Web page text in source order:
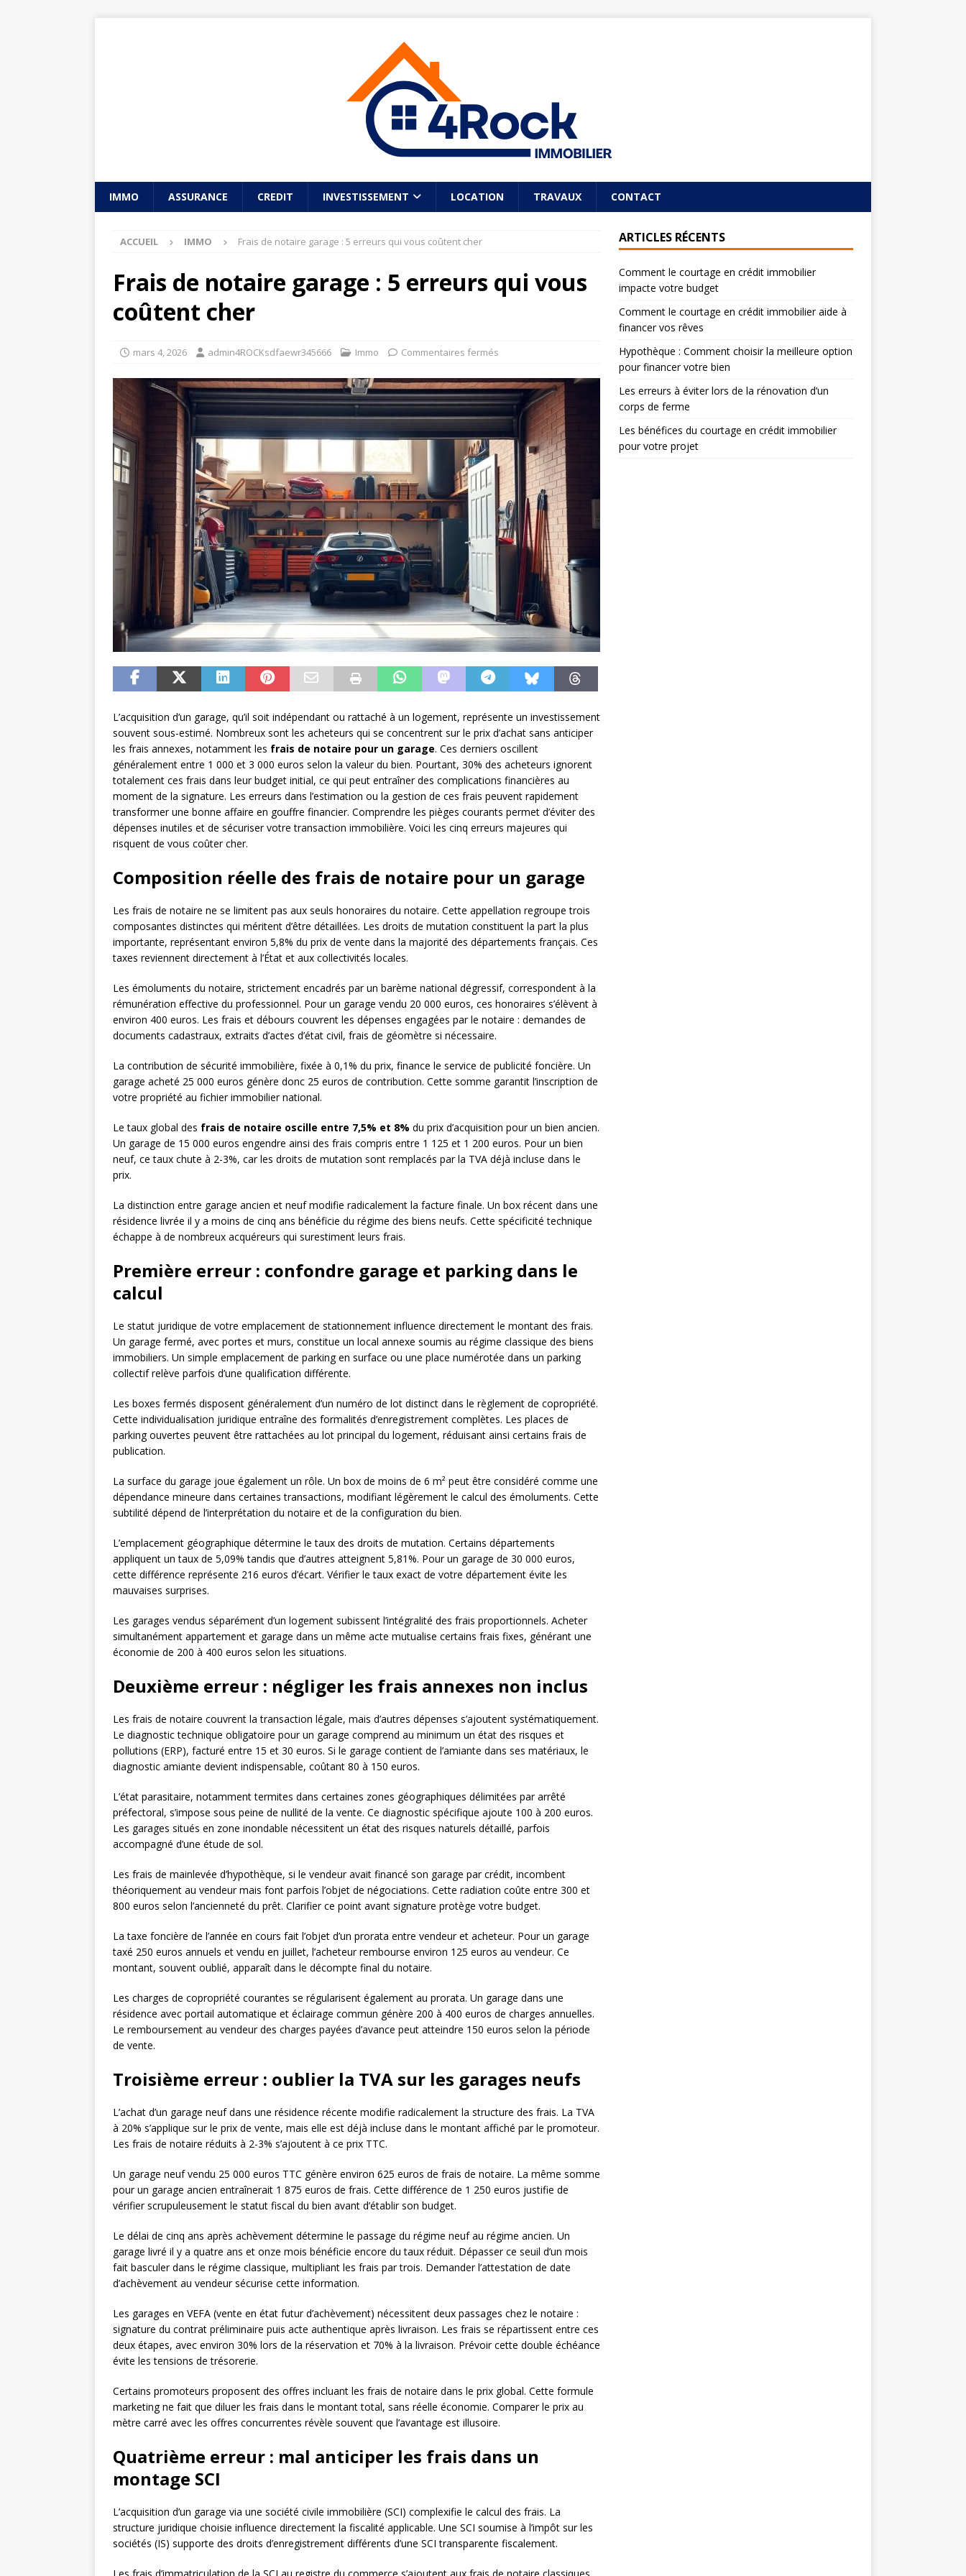
IMMO ASSURANCE CREDIT INVESTISSEMENT LOCATION TRAVAUX CONTACT
ACCUEIL IMMO Frais de notaire garage : 5 erreurs qui vous coûtent cher
Frais de notaire garage : 5 erreurs qui vous
coûtent cher
mars 4, 2026 admin4ROCKsdfaewr345666 Immo Commentaires fermés
L’acquisition d’un garage, qu’il soit indépendant ou rattaché à un logement, représente un investissement
souvent sous-estimé. Nombreux sont les acheteurs qui se concentrent sur le prix d’achat sans anticiper
les frais annexes, notamment les frais de notaire pour un garage. Ces derniers oscillent
généralement entre 1 000 et 3 000 euros selon la valeur du bien. Pourtant, 30% des acheteurs ignorent
totalement ces frais dans leur budget initial, ce qui peut entraîner des complications financières au
moment de la signature. Les erreurs dans l’estimation ou la gestion de ces frais peuvent rapidement
transformer une bonne affaire en gouffre financier. Comprendre les pièges courants permet d’éviter des
dépenses inutiles et de sécuriser votre transaction immobilière. Voici les cinq erreurs majeures qui
risquent de vous coûter cher.
Composition réelle des frais de notaire pour un garage
Les frais de notaire ne se limitent pas aux seuls honoraires du notaire. Cette appellation regroupe trois
composantes distinctes qui méritent d’être détaillées. Les droits de mutation constituent la part la plus
importante, représentant environ 5,8% du prix de vente dans la majorité des départements français. Ces
taxes reviennent directement à l’État et aux collectivités locales.
Les émoluments du notaire, strictement encadrés par un barème national dégressif, correspondent à la
rémunération effective du professionnel. Pour un garage vendu 20 000 euros, ces honoraires s’élèvent à
environ 400 euros. Les frais et débours couvrent les dépenses engagées par le notaire : demandes de
documents cadastraux, extraits d’actes d’état civil, frais de géomètre si nécessaire.
La contribution de sécurité immobilière, fixée à 0,1% du prix, finance le service de publicité foncière. Un
garage acheté 25 000 euros génère donc 25 euros de contribution. Cette somme garantit l’inscription de
votre propriété au fichier immobilier national.
Le taux global des frais de notaire oscille entre 7,5% et 8% du prix d’acquisition pour un bien ancien.
Un garage de 15 000 euros engendre ainsi des frais compris entre 1 125 et 1 200 euros. Pour un bien
neuf, ce taux chute à 2-3%, car les droits de mutation sont remplacés par la TVA déjà incluse dans le
prix.
La distinction entre garage ancien et neuf modifie radicalement la facture finale. Un box récent dans une
résidence livrée il y a moins de cinq ans bénéficie du régime des biens neufs. Cette spécificité technique
échappe à de nombreux acquéreurs qui surestiment leurs frais.
Première erreur : confondre garage et parking dans le
calcul
Le statut juridique de votre emplacement de stationnement influence directement le montant des frais.
Un garage fermé, avec portes et murs, constitue un local annexe soumis au régime classique des biens
immobiliers. Un simple emplacement de parking en surface ou une place numérotée dans un parking
collectif relève parfois d’une qualification différente.
Les boxes fermés disposent généralement d’un numéro de lot distinct dans le règlement de copropriété.
Cette individualisation juridique entraîne des formalités d’enregistrement complètes. Les places de
parking ouvertes peuvent être rattachées au lot principal du logement, réduisant ainsi certains frais de
publication.
La surface du garage joue également un rôle. Un box de moins de 6 m² peut être considéré comme une
dépendance mineure dans certaines transactions, modifiant légèrement le calcul des émoluments. Cette
subtilité dépend de l’interprétation du notaire et de la configuration du bien.
L’emplacement géographique détermine le taux des droits de mutation. Certains départements
appliquent un taux de 5,09% tandis que d’autres atteignent 5,81%. Pour un garage de 30 000 euros,
cette différence représente 216 euros d’écart. Vérifier le taux exact de votre département évite les
mauvaises surprises.
Les garages vendus séparément d’un logement subissent l’intégralité des frais proportionnels. Acheter
simultanément appartement et garage dans un même acte mutualise certains frais fixes, générant une
économie de 200 à 400 euros selon les situations.
Deuxième erreur : négliger les frais annexes non inclus
Les frais de notaire couvrent la transaction légale, mais d’autres dépenses s’ajoutent systématiquement.
Le diagnostic technique obligatoire pour un garage comprend au minimum un état des risques et
pollutions (ERP), facturé entre 15 et 30 euros. Si le garage contient de l’amiante dans ses matériaux, le
diagnostic amiante devient indispensable, coûtant 80 à 150 euros.
L’état parasitaire, notamment termites dans certaines zones géographiques délimitées par arrêté
préfectoral, s’impose sous peine de nullité de la vente. Ce diagnostic spécifique ajoute 100 à 200 euros.
Les garages situés en zone inondable nécessitent un état des risques naturels détaillé, parfois
accompagné d’une étude de sol.
Les frais de mainlevée d’hypothèque, si le vendeur avait financé son garage par crédit, incombent
théoriquement au vendeur mais font parfois l’objet de négociations. Cette radiation coûte entre 300 et
800 euros selon l’ancienneté du prêt. Clarifier ce point avant signature protège votre budget.
La taxe foncière de l’année en cours fait l’objet d’un prorata entre vendeur et acheteur. Pour un garage
taxé 250 euros annuels et vendu en juillet, l’acheteur rembourse environ 125 euros au vendeur. Ce
montant, souvent oublié, apparaît dans le décompte final du notaire.
Les charges de copropriété courantes se régularisent également au prorata. Un garage dans une
résidence avec portail automatique et éclairage commun génère 200 à 400 euros de charges annuelles.
Le remboursement au vendeur des charges payées d’avance peut atteindre 150 euros selon la période
de vente.
Troisième erreur : oublier la TVA sur les garages neufs
L’achat d’un garage neuf dans une résidence récente modifie radicalement la structure des frais. La TVA
à 20% s’applique sur le prix de vente, mais elle est déjà incluse dans le montant affiché par le promoteur.
Les frais de notaire réduits à 2-3% s’ajoutent à ce prix TTC.
Un garage neuf vendu 25 000 euros TTC génère environ 625 euros de frais de notaire. La même somme
pour un garage ancien entraînerait 1 875 euros de frais. Cette différence de 1 250 euros justifie de
vérifier scrupuleusement le statut fiscal du bien avant d’établir son budget.
Le délai de cinq ans après achèvement détermine le passage du régime neuf au régime ancien. Un
garage livré il y a quatre ans et onze mois bénéficie encore du taux réduit. Dépasser ce seuil d’un mois
fait basculer dans le régime classique, multipliant les frais par trois. Demander l’attestation de date
d’achèvement au vendeur sécurise cette information.
Les garages en VEFA (vente en état futur d’achèvement) nécessitent deux passages chez le notaire :
signature du contrat préliminaire puis acte authentique après livraison. Les frais se répartissent entre ces
deux étapes, avec environ 30% lors de la réservation et 70% à la livraison. Prévoir cette double échéance
évite les tensions de trésorerie.
Certains promoteurs proposent des offres incluant les frais de notaire dans le prix global. Cette formule
marketing ne fait que diluer les frais dans le montant total, sans réelle économie. Comparer le prix au
mètre carré avec les offres concurrentes révèle souvent que l’avantage est illusoire.
Quatrième erreur : mal anticiper les frais dans un
montage SCI
L’acquisition d’un garage via une société civile immobilière (SCI) complexifie le calcul des frais. La
structure juridique choisie influence directement la fiscalité applicable. Une SCI soumise à l’impôt sur les
sociétés (IS) supporte des droits d’enregistrement différents d’une SCI transparente fiscalement.
ARTICLES RÉCENTS
Comment le courtage en crédit immobilier
impacte votre budget
Comment le courtage en crédit immobilier aide à
financer vos rêves
Hypothèque : Comment choisir la meilleure option
pour financer votre bien
Les erreurs à éviter lors de la rénovation d’un
corps de ferme
Les bénéfices du courtage en crédit immobilier
pour votre projet